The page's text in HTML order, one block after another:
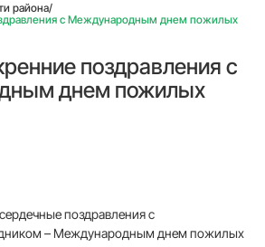
района/
с Международным днем пожилых
поздравления с
днем пожилых
поздравления с
– Международным днем пожилых